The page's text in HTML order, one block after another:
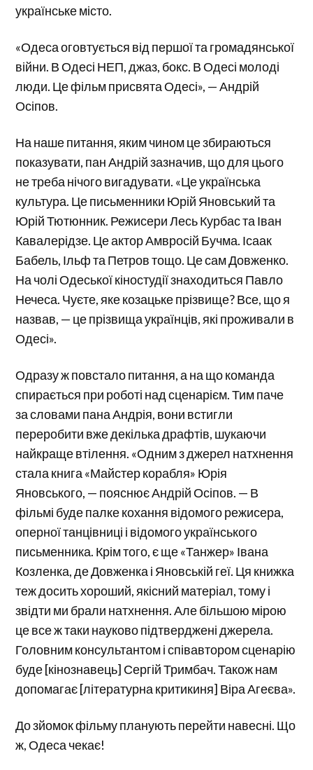
українське місто.
«Одеса оговтується від першої та громадянської
війни. В Одесі НЕП, джаз, бокс. В Одесі молоді
люди. Це фільм присвята Одесі», — Андрій
Осіпов.
На наше питання, яким чином це збираються
показувати, пан Андрій зазначив, що для цього
не треба нічого вигадувати. «Це українська
культура. Це письменники Юрій Яновський та
Юрій Тютюнник. Режисери Лесь Курбас та Іван
Кавалерідзе. Це актор Амвросій Бучма. Ісаак
Бабель, Ільф та Петров тощо. Це сам Довженко.
На чолі Одеської кіностудії знаходиться Павло
Нечеса. Чуєте, яке козацьке прізвище? Все, що я
назвав, — це прізвища українців, які проживали в
Одесі».
Одразу ж повстало питання, а на що команда
спирається при роботі над сценарієм. Тим паче
за словами пана Андрія, вони встигли
переробити вже декілька драфтів, шукаючи
найкраще втілення. «Одним з джерел натхнення
стала книга «Майстер корабля» Юрія
Яновського, — пояснює Андрій Осіпов. — В
фільмі буде палке кохання відомого режисера,
оперної танцівниці і відомого українського
письменника. Крім того, є ще «Танжер» Івана
Козленка, де Довженка і Яновській геї. Ця книжка
теж досить хороший, якісний матеріал, тому і
звідти ми брали натхнення. Але більшою мірою
це все ж таки науково підтверджені джерела.
Головним консультантом і співавтором сценарію
буде [кінознавець] Сергій Тримбач. Також нам
допомагає [літературна критикиня] Віра Агеєва».
До зйомок фільму планують перейти навесні. Що
ж, Одеса чекає!